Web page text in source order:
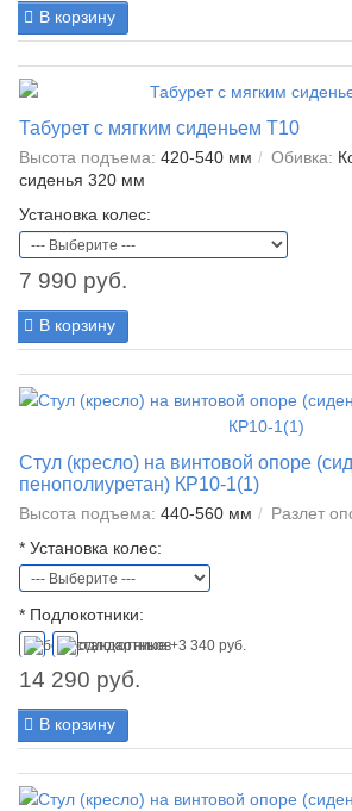
В корзину
Табурет с мягким сиденьем Т10
Высота подъема: 420-540 мм Обивка:
сиденья 320 мм
Установка колес:
7 990 руб.
В корзину
Стул (кресло) на винтовой опоре
пенополиуретан) КР10-1(1)
Высота подъема: 440-560 мм Разлет
* Установка колес:
* Подлокотники:
14 290 руб.
В корзину